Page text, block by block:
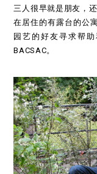
三人很早就是朋友，
在居住的有露台的公
园艺的好友寻求帮
BACSAC。